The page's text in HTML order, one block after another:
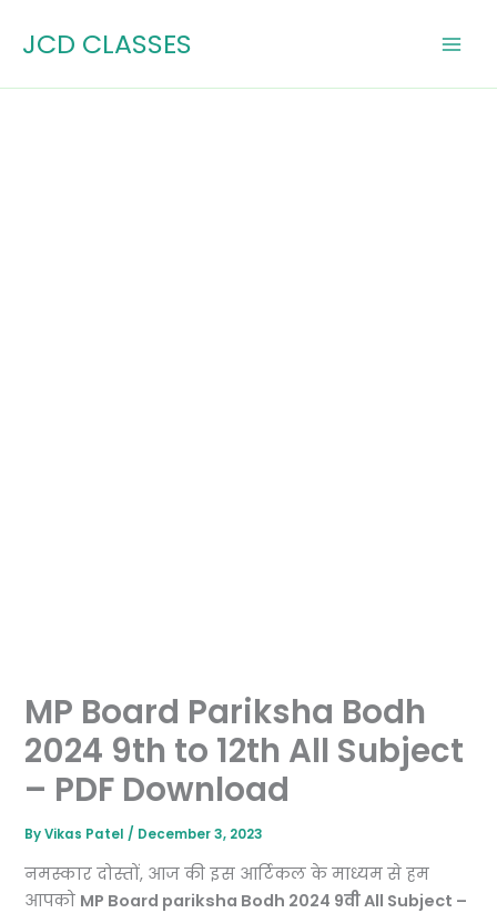
JCD CLASSES
MP Board Pariksha Bodh
2024 9th to 12th All Subject
– PDF Download
ByVikas Patel/ December 3, 2023
नमस्कार दोस्तों, आज की इस आर्टिकल के माध्यम से हम
आपको MP Board pariksha Bodh 2024 9वी All Subject –